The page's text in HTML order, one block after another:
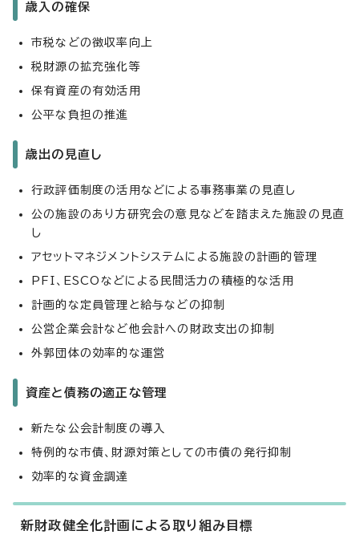
歳入の確保
市税などの徴収率向上
税財源の拡充強化等
保有資産の有効活用
公平な負担の推進
歳出の見直し
行政評価制度の活用などによる事務事業の見直し
公の施設のあり方研究会の意見などを踏まえた施設の見直
し
アセットマネジメントシステムによる施設の計画的管理
PFI、ESCOなどによる民間活力の積極的な活用
計画的な定員管理と給与などの抑制
公営企業会計など他会計への財政支出の抑制
外郭団体の効率的な運営
資産と債務の適正な管理
新たな公会計制度の導入
特例的な市債、財源対策としての市債の発行抑制
効率的な資金調達
新財政健全化計画による取り組み目標